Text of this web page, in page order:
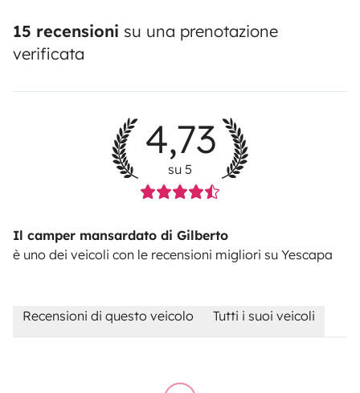
15 recensioni su una prenotazione
verificata
4,73
su 5
Il camper mansardato di Gilberto
è uno dei veicoli con le recensioni migliori su Yescapa
Recensioni di questo veicolo Tutti i suoi veicoli